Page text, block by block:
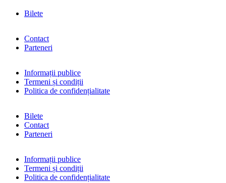
Bilete
Contact
Parteneri
Informații publice
Termeni și condiții
Politica de confidențialitate
Bilete
Contact
Parteneri
Informații publice
Termeni și condiții
Politica de confidențialitate